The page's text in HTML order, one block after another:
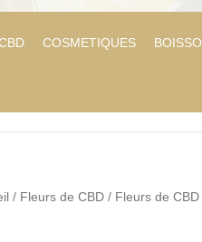
COSMETIQUES
/ Fleurs de CBD/ Fleurs de